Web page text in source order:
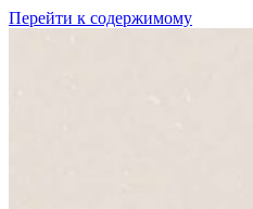
Перейти к содержимому